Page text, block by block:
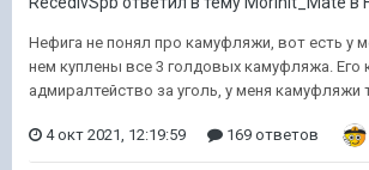
Нефига не понял про камуфляжи, вот есть у
нем куплены все 3 голдовых камуфляжа. Его
адмиралтейство за уголь, у меня камуфляжи
4 окт 2021, 12:19:59 169 ответов